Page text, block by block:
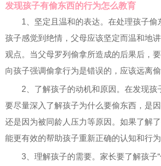
发现孩子有偷东西的行为怎么教育
1、坚定且温和的表达。在处理孩子偷
孩子感觉到绝情，父母应该坚定而温和地
观点。当父母罗列偷拿所造成的后果后，
向孩子强调偷拿行为是错误的，应该远离偷
2、了解孩子的动机和原因。在发现孩
要尽量深入了解孩子为什么要偷东西，是
还是因为被同龄人压力等原因。如果了解
能更有效的帮助孩子重新正确的认知和行为
3、理解孩子的需要。家长要了解孩子